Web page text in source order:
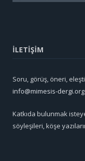
İLETİŞİM
Soru, görüş, öneri,
info@mimesis-dergi.org
Katkıda bulunmak
söyleşileri, köşe